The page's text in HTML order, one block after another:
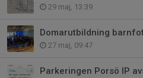
29 maj, 13:39
Domarutbildning
27 maj, 09:47
Parkeringen Porsö IP